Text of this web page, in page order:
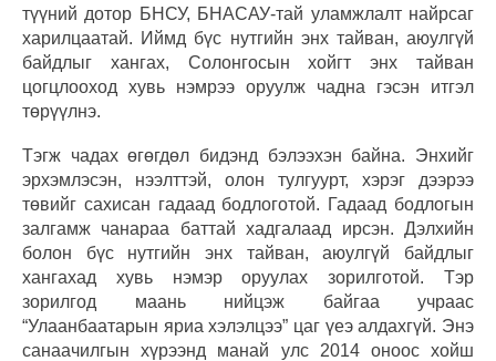
түүний дотор БНСУ, БНАСАУ-тай уламжлалт найрсаг
харилцаатай. Иймд бүс нутгийн энх тайван, аюулгүй
байдлыг хангах, Солонгосын хойгт энх тайван
цогцлооход хувь нэмрээ оруулж чадна гэсэн итгэл
төрүүлнэ.
Тэгж чадах өгөгдөл бидэнд бэлээхэн байна. Энхийг
эрхэмлэсэн, нээлттэй, олон тулгуурт, хэрэг дээрээ
төвийг сахисан гадаад бодлоготой. Гадаад бодлогын
залгамж чанараа баттай хадгалаад ирсэн. Дэлхийн
болон бүс нутгийн энх тайван, аюулгүй байдлыг
хангахад хувь нэмэр оруулах зорилготой. Тэр
зорилгод маань нийцэж байгаа учраас
“Улаанбаатарын яриа хэлэлцээ” цаг үеэ алдахгүй. Энэ
санаачилгын хүрээнд манай улс 2014 оноос хойш